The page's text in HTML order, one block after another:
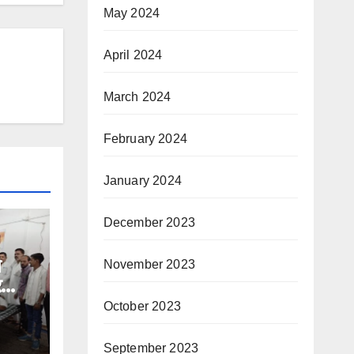
May 2024
April 2024
March 2024
February 2024
January 2024
December 2023
November 2023
October 2023
September 2023